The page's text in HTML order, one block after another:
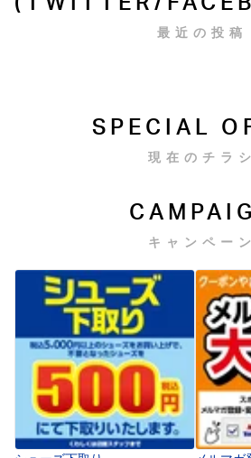
最近の投稿
SPECIAL
現在のチラシ
キャンペーン